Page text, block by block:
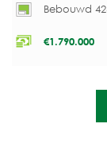
Bebouwd
€1.790.000